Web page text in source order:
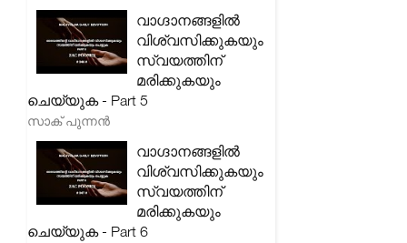
വാഗ്ദാനങ്ങളിൽ
വിശ്വസിക്കുകയും
സ്വയത്തിന്
മരിക്കുകയും
ചെയ്യുക - Part 5
സാക് പുന്നൻ
വാഗ്ദാനങ്ങളിൽ
വിശ്വസിക്കുകയും
സ്വയത്തിന്
മരിക്കുകയും
ചെയ്യുക - Part 6